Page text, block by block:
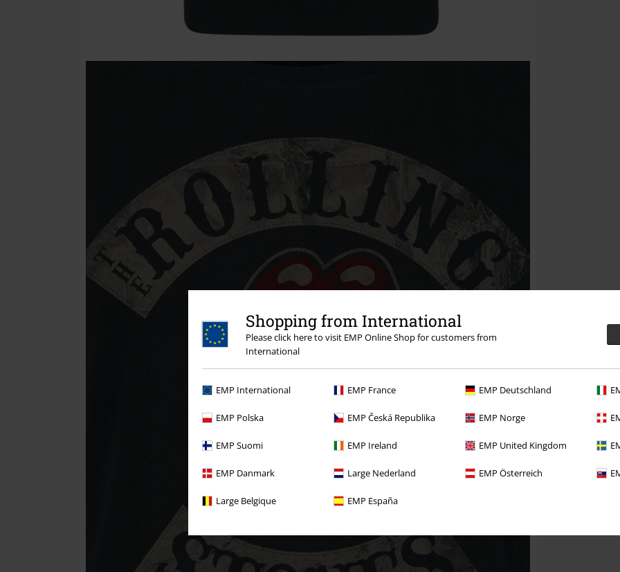
Shopping from International
Please click here to visit EMP Online Shop for customers from
International
EMP International EMP France EMP Deutschland
EMP Polska EMP Česká Republika EMP Norge
EMP Suomi EMP Ireland EMP United Kingdom
EMP Danmark Large Nederland EMP Österreich
Large Belgique EMP España